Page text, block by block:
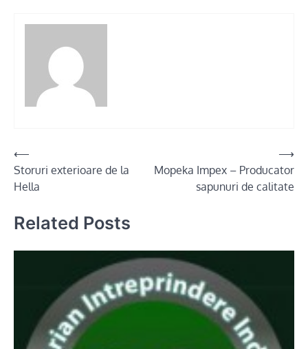
Post
navigation
⟵
Storuri exterioare de la
Hella
Mopeka Impex – Producator
sapunuri de calitate
⟶
Related Posts